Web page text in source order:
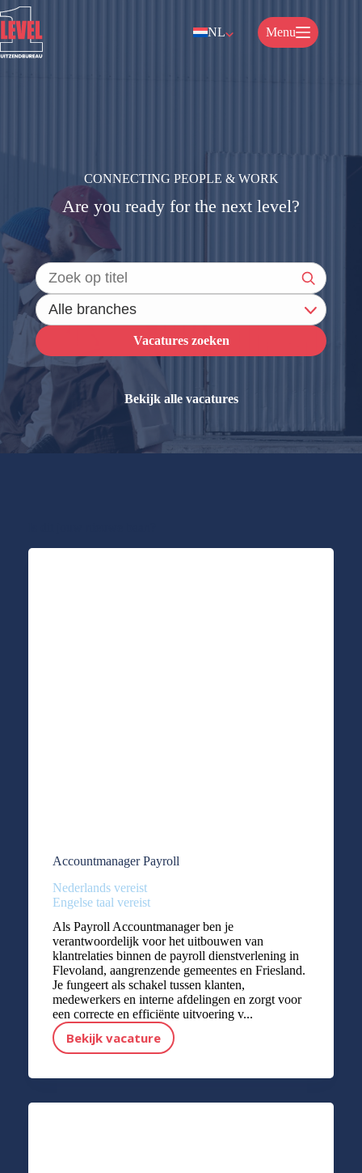
Ga
naar
de
inhoud
NL Menu
CONNECTING PEOPLE & WORK
Are you ready for the next level?
Vacatures zoeken
Bekijk alle vacatures
Accountmanager Payroll
Nederlands vereist
Engelse taal vereist
Als Payroll Accountmanager ben je
verantwoordelijk voor het uitbouwen van
klantrelaties binnen de payroll dienstverlening in
Flevoland, aangrenzende gemeentes en Friesland.
Je fungeert als schakel tussen klanten,
medewerkers en interne afdelingen en zorgt voor
een correcte en efficiënte uitvoering v...
Bekijk vacature
Accountmanager Payroll